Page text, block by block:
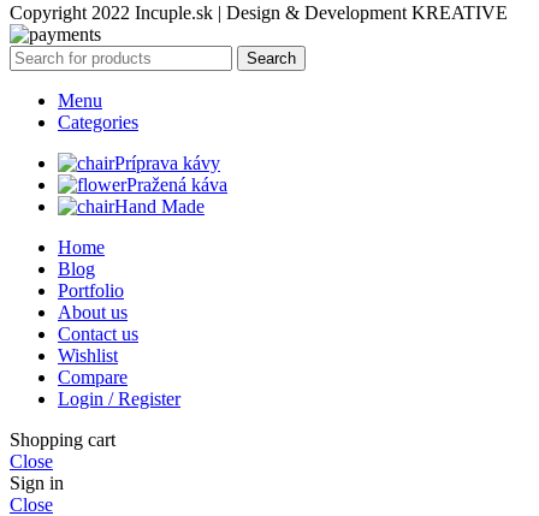
Copyright 2022 Incuple.sk | Design & Development KREATIVE
Search
Menu
Categories
Príprava kávy
Pražená káva
Hand Made
Home
Blog
Portfolio
About us
Contact us
Wishlist
Compare
Login / Register
Shopping cart
Close
Sign in
Close